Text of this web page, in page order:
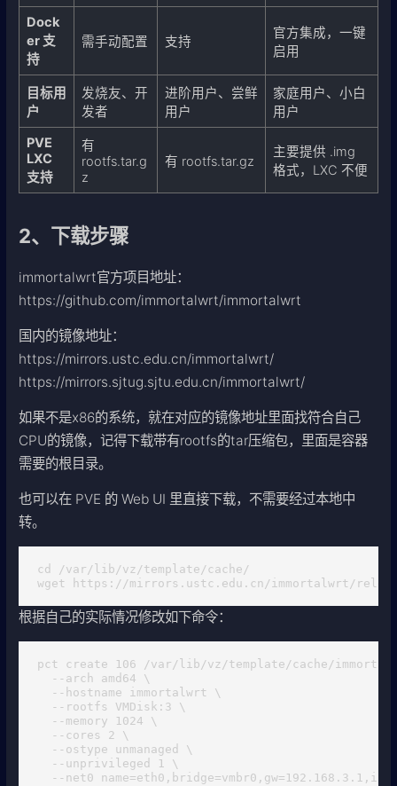
Dock
er 支
持
需手动配置 支持
官方集成，一键
启用
目标用
户
发烧友、开
发者
进阶用户、尝鲜
用户
家庭用户、小白
用户
PVE
LXC
支持
有
rootfs.tar.g
z
有 rootfs.tar.gz
主要提供 .img
格式，LXC 不便
2、下载步骤
immortalwrt官方项目地址：
https://github.com/immortalwrt/immortalwrt
国内的镜像地址：
https://mirrors.ustc.edu.cn/immortalwrt/
https://mirrors.sjtug.sjtu.edu.cn/immortalwrt/
如果不是x86的系统，就在对应的镜像地址里面找符合自己
CPU的镜像，记得下载带有rootfs的tar压缩包，里面是容器
需要的根目录。
也可以在 PVE 的 Web UI 里直接下载，不需要经过本地中
转。
cd /var/lib/vz/template/cache/
wget https://mirrors.ustc.edu.cn/immortalwrt/
根据自己的实际情况修改如下命令：
pct create 106 /var/lib/vz/template/cache/
  --arch amd64 \
  --hostname immortalwrt \
  --rootfs VMDisk:3 \
  --memory 1024 \
  --cores 2 \
  --ostype unmanaged \
  --unprivileged 1 \
--net0